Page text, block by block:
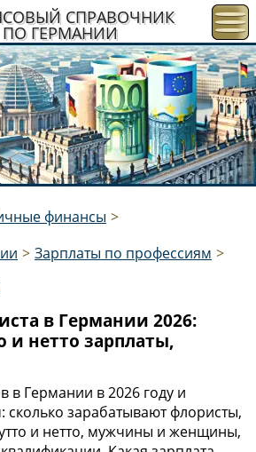
СПРАВОЧНИК
ПО ГЕРМАНИИ
финансы >
> Зарплаты по профессиям >
в Германии 2026:
и нетто зарплаты,
в Германии в 2026 году и
сколько зарабатывают флористы,
и нетто, мужчины и женщины,